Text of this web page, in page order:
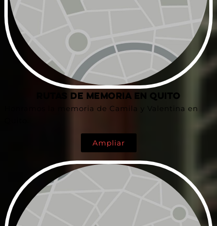
Rutas de Memoria en Quito
Honramos la memoria de Camila y Valentina en
Ampliar